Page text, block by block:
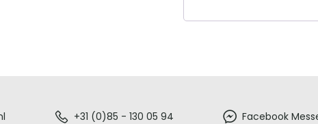
+31 (0)85 - 130 05 94 Facebook